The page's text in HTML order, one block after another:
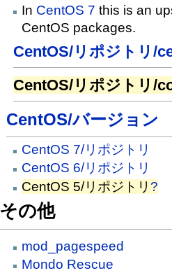
In CentOS 7 this is an
CentOS packages.
CentOS/リポジトリ/
CentOS/リポジトリ/
CentOS/バージョン
CentOS 7/リポジトリ
CentOS 6/リポジトリ
CentOS 5/リポジトリ ?
その他
mod_pagespeed
Mondo Rescue